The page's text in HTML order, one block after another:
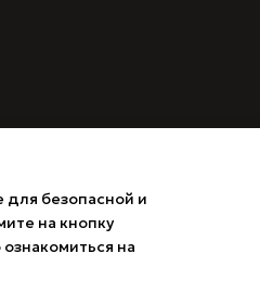
для безопасной и
на кнопку
на